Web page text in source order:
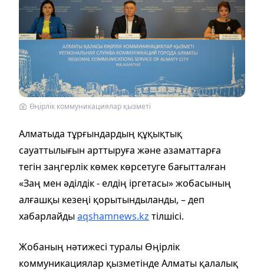
Өңірлік коммуникациялар қызметі
Алматыда тұрғындардың құқықтық
сауаттылығын арттыруға және азаматтарға
тегін заңгерлік көмек көрсетуге бағытталған
«Заң мен әділдік - елдің іргетасы» жобасының
алғашқы кезеңі қорытындыланды, – деп
хабарлайдыaqshamnews.kz тілшісі.
Жобаның нәтижесі туралы Өңірлік
коммуникациялар қызметінде Алматы қалалық